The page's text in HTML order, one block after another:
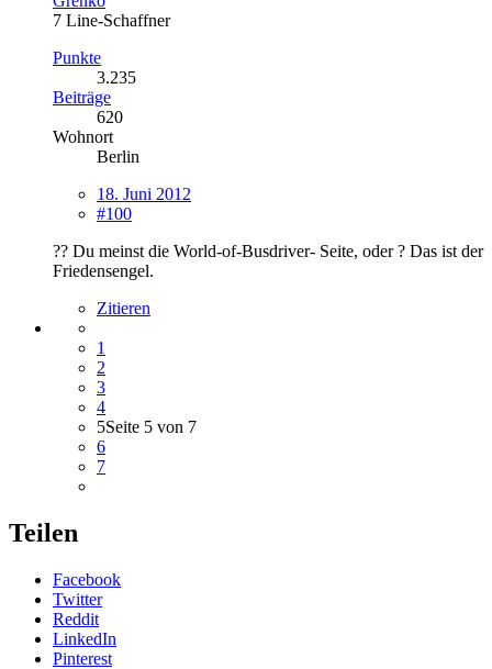
7 Line-Schaffner
Punkte
3.235
Beiträge
620
Wohnort
Berlin
18. Juni 2012
#100
?? Du meinst die World-of-Busdriver- Seite, oder ? Das ist der
Friedensengel.
Zitieren
1
2
3
4
5Seite 5 von 7
6
7
Teilen
Facebook
Twitter
Reddit
LinkedIn
Pinterest